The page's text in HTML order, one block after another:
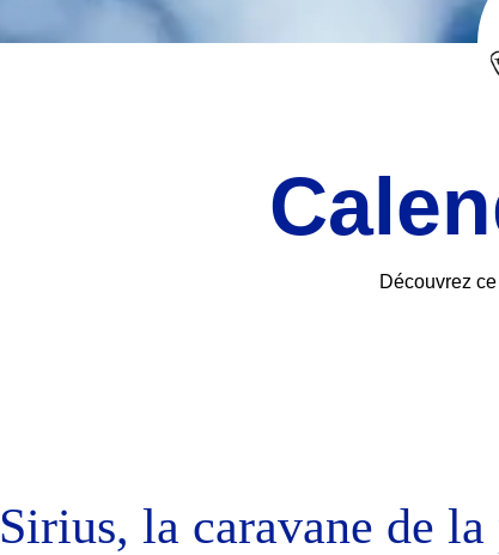
Découvrez
Sirius, la caravane de